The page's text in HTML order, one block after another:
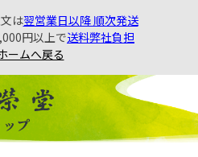
は翌営業日以降 順次発送
円以上で送料弊社負担
ームへ戻る